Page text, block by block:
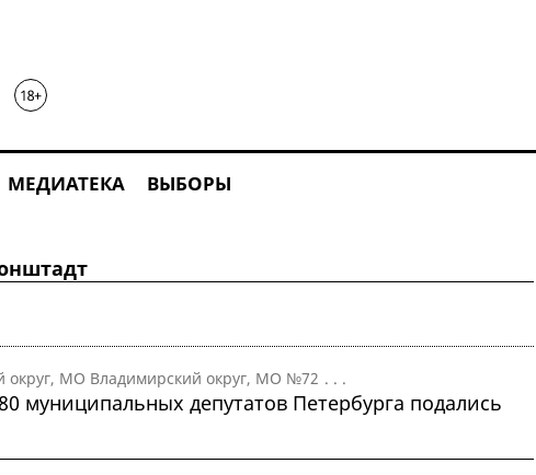
МЕДИАТЕКА ВЫБОРЫ
МО Владимирский округ, МО №72 . . .
муниципальных депутатов Петербурга подались